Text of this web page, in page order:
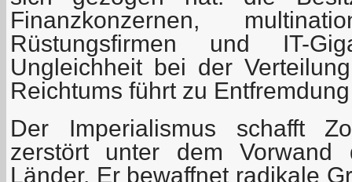
Finanzkonzernen,
Rüstungsfirmen und IT-
Ungleichheit bei der
Reichtums führt zu
Der Imperialismus schafft
zerstört unter dem Vorwand
Länder. Er bewaffnet radikale